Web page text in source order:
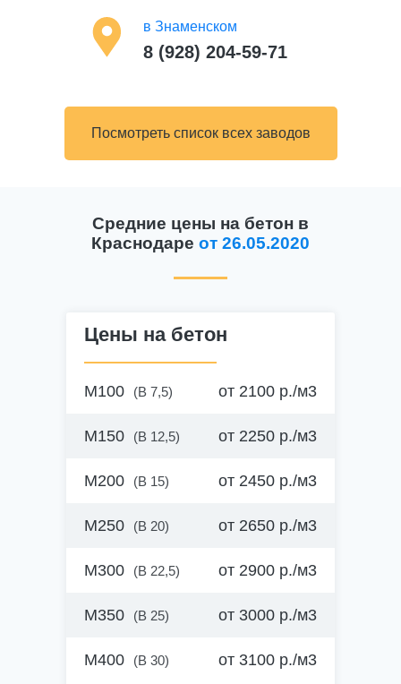
— доб. 4
— доб. 6
в Знаменском
8 (928) 204-59-71
— доб. 7
Посмотреть список всех заводов
8 (928) 204-62-29
в Динской
в Энеме
Средние цены на бетон в
Краснодаре от 26.05.2020
Цены на бетон
М100 (B 7,5) от 2100 р./м3
М150 (B 12,5) от 2250 р./м3
М200 (B 15) от 2450 р./м3
М250 (B 20) от 2650 р./м3
М300 (B 22,5) от 2900 р./м3
М350 (B 25) от 3000 р./м3
М400 (B 30) от 3100 р./м3